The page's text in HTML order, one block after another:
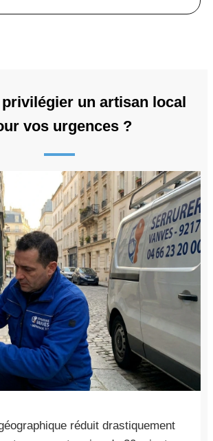
un artisan local
vos urgences ?
réduit drastiquement